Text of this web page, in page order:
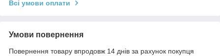
Всі умови оплати
Умови повернення
Повернення товару впродовж 14 днів за рахунок покупця